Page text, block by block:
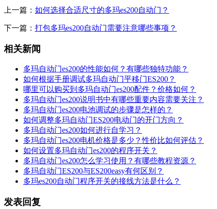
上一篇： 如何选择合适尺寸的多玛es200自动门？
下一篇： 打包多玛es200自动门需要注意哪些事项？
相关新闻
多玛自动门es200的性能如何？有哪些独特功能？
如何根据手册调试多玛自动门平移门ES200？
哪里可以购买到多玛自动门es200配件？价格如何？
多玛自动门es200说明书中有哪些重要内容需要关注？
多玛自动门es200电池调试的步骤是怎样的？
如何调整多玛自动门ES200电动门的开门方向？
多玛自动门es200如何进行自学习？
多玛自动门es200电机价格是多少？性价比如何评估？
如何设置多玛自动门es200的程序开关？
多玛自动门es200怎么学习使用？有哪些教程资源？
多玛自动门ES200与ES200easy有何区别？
多玛es200自动门程序开关的接线方法是什么？
发表回复